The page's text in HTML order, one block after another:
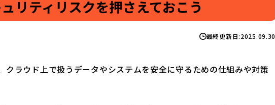
最終更新日:2025.09.30
クラウド上で扱うデータやシステムを安全に守るための仕組みや対策